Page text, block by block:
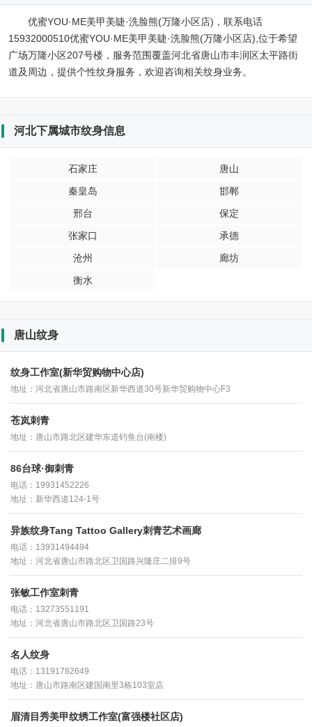
优蜜YOU·ME美甲美睫·洗脸熊(万隆小区店)，联系电话
15932000510优蜜YOU·ME美甲美睫·洗脸熊(万隆小区店),位于希望
广场万隆小区207号楼，服务范围覆盖河北省唐山市丰润区太平路街
道及周边，提供个性纹身服务，欢迎咨询相关纹身业务。
河北下属城市纹身信息
石家庄
唐山
秦皇岛
邯郸
邢台
保定
张家口
承德
沧州
廊坊
衡水
唐山纹身
纹身工作室(新华贸购物中心店)
地址：河北省唐山市路南区新华西道30号新华贸购物中心F3
苍岚刺青
地址：唐山市路北区建华东道钓鱼台(南楼)
86台球·御刺青
电话：19931452226
地址：新华西道124-1号
异族纹身Tang Tattoo Gallery刺青艺术画廊
电话：13931494494
地址：河北省唐山市路北区卫国路兴隆庄二排9号
张敏工作室刺青
电话：13273551191
地址：河北省唐山市路北区卫国路23号
名人纹身
电话：13191782649
地址：唐山市路南区建国南里3栋103室店
眉清目秀美甲纹绣工作室(富强楼社区店)